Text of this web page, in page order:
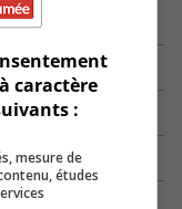
caractère
:
mesure de
études